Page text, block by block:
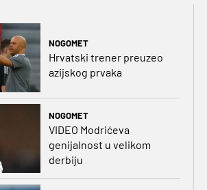
NOGOMET
Hrvatski trener preuzeo
azijskog prvaka
NOGOMET
VIDEO Modrićeva
genijalnost u velikom
derbiju